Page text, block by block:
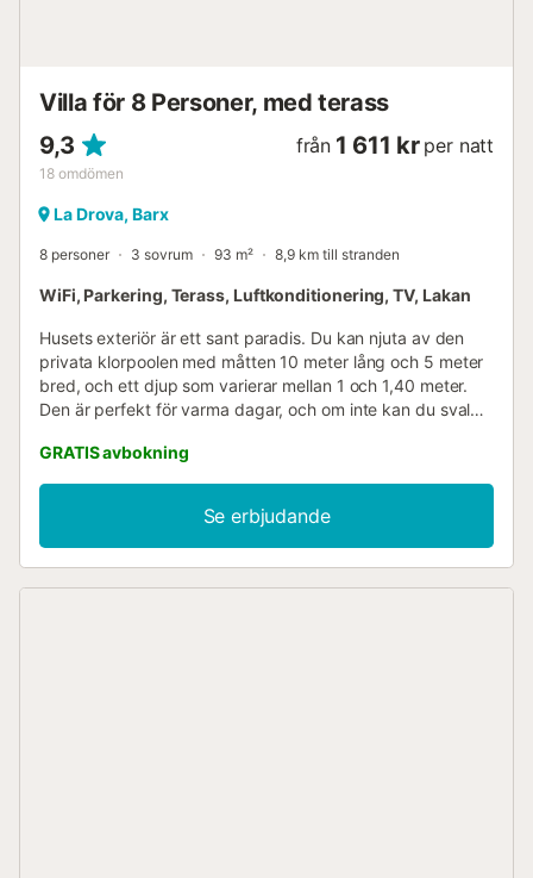
Villa för 8 Personer, med terass
9,3
18 omdömen
från 1 611 kr per natt
La Drova, Barx
8 personer 3 sovrum 93 m² 8,9 km till stranden
WiFi, Parkering, Terass, Luftkonditionering, TV, Lakan
Husets exteriör är ett sant paradis. Du kan njuta av den
privata klorpoolen med måtten 10 meter lång och 5 meter
bred, och ett djup som varierar mellan 1 och 1,40 meter.
Den är perfekt för varma dagar, och om inte kan du svalka
terrassen och njut av en grillfest med dina följeslagare.
Huset ligger på en förhöjd första våning som endast nås
via trappor. Inuti hittar du ett luftkonditionerat vardagsrum
med Smart TV, vilket ger ett bekvämt utrymme för
avkoppling och underhållning. Två gäster kan koppla av
GRATIS avbokning
Se erbjudande